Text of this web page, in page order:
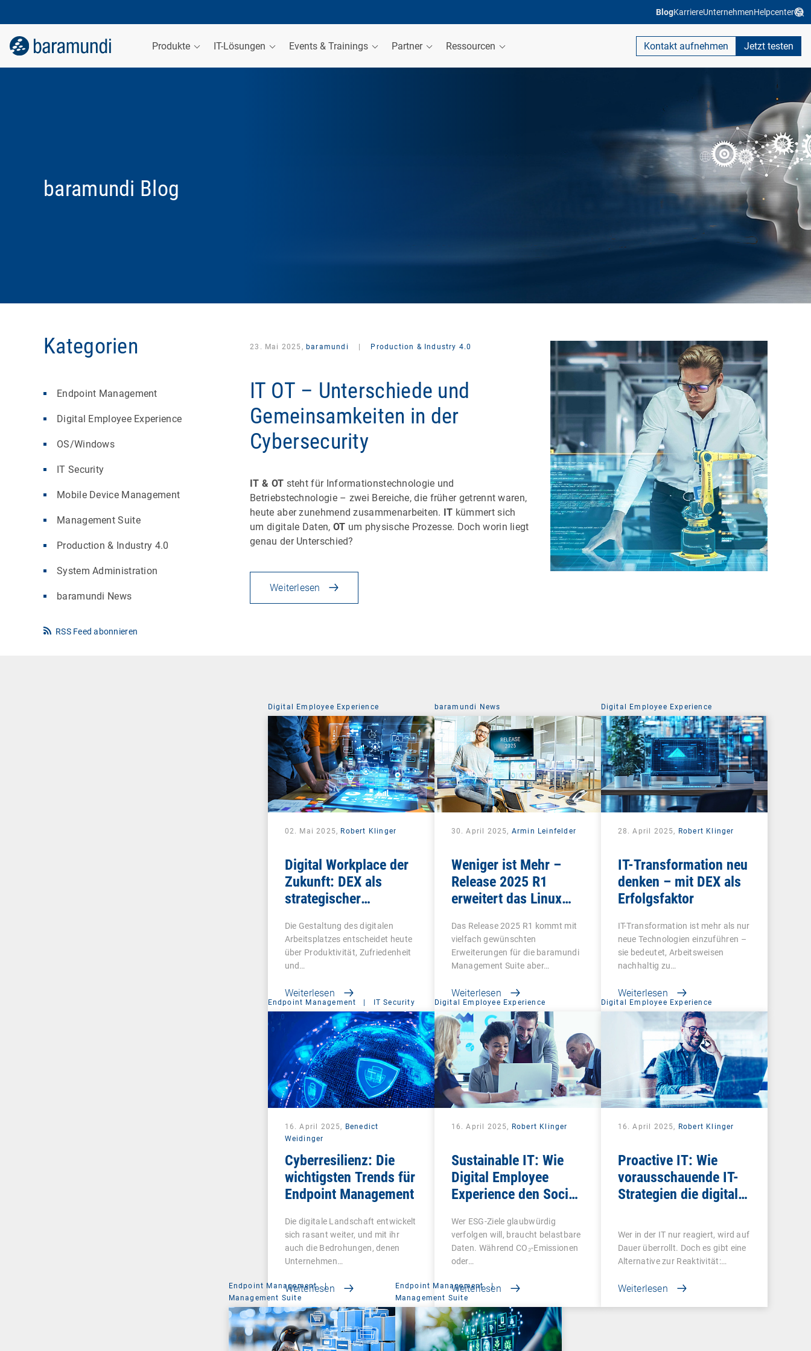
BlogKarriereUnternehmenHelpcenter
Produkte IT-Lösungen Events & Trainings Partner Ressourcen Kontakt aufnehmen Jetzt testen
baramundi Blog
Kategorien
Endpoint Management
Digital Employee Experience
OS/Windows
IT Security
Mobile Device Management
Management Suite
Production & Industry 4.0
System Administration
baramundi News
RSS Feed abonnieren
23. Mai 2025, baramundi Production & Industry 4.0
IT OT – Unterschiede und
Gemeinsamkeiten in der
Cybersecurity
IT & OT steht für Informationstechnologie und
Betriebstechnologie – zwei Bereiche, die früher getrennt waren,
heute aber zunehmend zusammenarbeiten. IT kümmert sich
um digitale Daten, OT um physische Prozesse. Doch worin liegt
genau der Unterschied?
Weiterlesen
Digital Employee Experience
02. Mai 2025, Robert Klinger
Digital Workplace der
Zukunft: DEX als
strategischer
Unternehmen
Die Gestaltung des digitalen
Arbeitsplatzes entscheidet heute
über Produktivität, Zufriedenheit
und…
Weiterlesen
baramundi News
30. April 2025, Armin Leinfelder
Weniger ist Mehr –
Release 2025 R1
erweitert das Linux
macht Schluss mit
Altlasten
Das Release 2025 R1 kommt mit
vielfach gewünschten
Erweiterungen für die baramundi
Management Suite aber…
Weiterlesen
Digital Employee Experience
28. April 2025, Robert Klinger
IT-Transformation neu
denken – mit DEX als
Erfolgsfaktor
IT-Transformation ist mehr als nur
neue Technologien einzuführen –
sie bedeutet, Arbeitsweisen
nachhaltig zu…
Weiterlesen
Endpoint Management | IT Security
16. April 2025, Benedict
Weidinger
Cyberresilienz: Die
wichtigsten Trends für
Endpoint Management
Die digitale Landschaft entwickelt
sich rasant weiter, und mit ihr
auch die Bedrohungen, denen
Unternehmen…
Weiterlesen
Digital Employee Experience
16. April 2025, Robert Klinger
Sustainable IT: Wie
Digital Employee
Experience den Social-
macht
Wer ESG-Ziele glaubwürdig
verfolgen will, braucht belastbare
Daten. Während CO₂-Emissionen
oder…
Weiterlesen
Digital Employee Experience
16. April 2025, Robert Klinger
Proactive IT: Wie
vorausschauende IT-
Strategien die digitale
revolutionieren
Wer in der IT nur reagiert, wird auf
Dauer überrollt. Doch es gibt eine
Alternative zur Reaktivität:…
Weiterlesen
Endpoint Management
|
Management Suite
Endpoint Management
|
Management Suite